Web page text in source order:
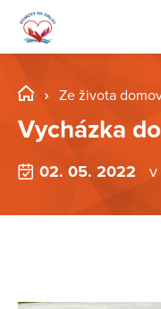
Ze života
Vycházka
02. 05. 2022 v